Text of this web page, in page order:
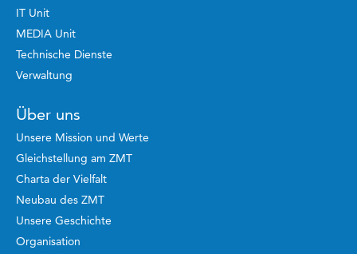
IT Unit
MEDIA Unit
Technische Dienste
Verwaltung
Über uns
Unsere Mission und Werte
Gleichstellung am ZMT
Charta der Vielfalt
Neubau des ZMT
Unsere Geschichte
Organisation